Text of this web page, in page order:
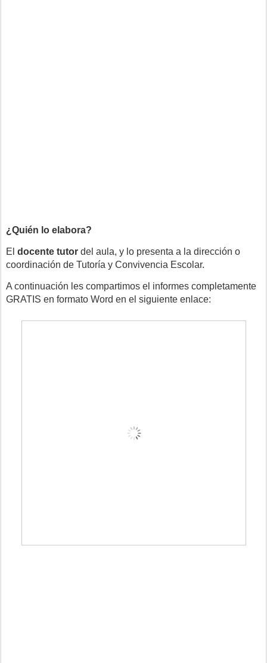
¿Quién lo elabora?
El docente tutor del aula, y lo presenta a la dirección o
coordinación de Tutoría y Convivencia Escolar.
A continuación les compartimos el informes completamente
GRATIS en formato Word en el siguiente enlace: